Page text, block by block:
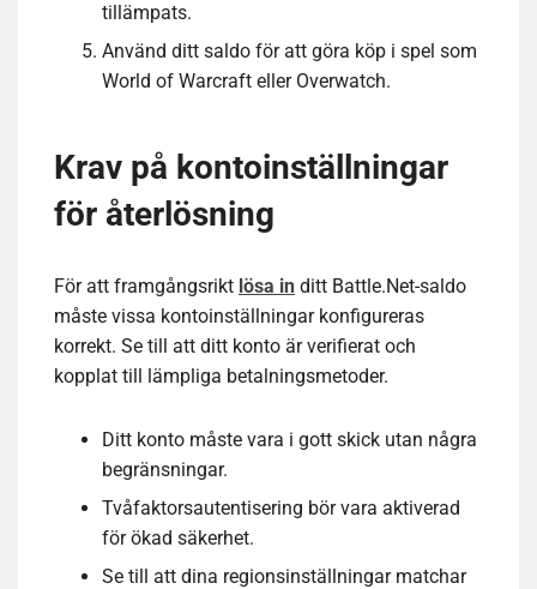
tillämpats.
Använd ditt saldo för att göra köp i spel som
World of Warcraft eller Overwatch.
Krav på kontoinställningar
för återlösning
För att framgångsrikt lösa in ditt Battle.Net-saldo
måste vissa kontoinställningar konfigureras
korrekt. Se till att ditt konto är verifierat och
kopplat till lämpliga betalningsmetoder.
Ditt konto måste vara i gott skick utan några
begränsningar.
Tvåfaktorsautentisering bör vara aktiverad
för ökad säkerhet.
Se till att dina regionsinställningar matchar